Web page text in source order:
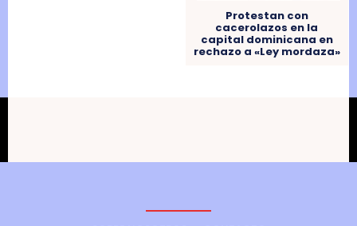
Protestan con
cacerolazos en la
capital dominicana en
rechazo a «Ley mordaza»